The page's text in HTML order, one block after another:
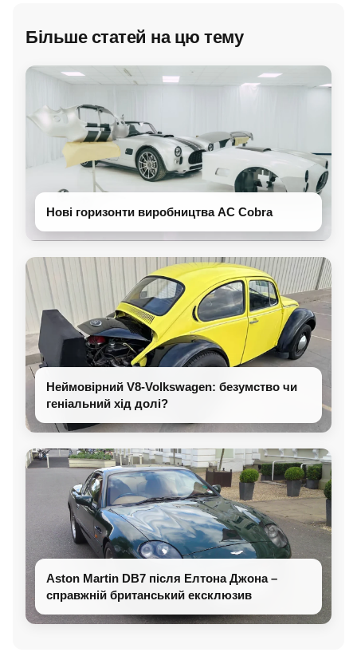
Більше статей на цю тему
Нові горизонти виробництва AC Cobra
Неймовірний V8-Volkswagen: безумство чи
геніальний хід долі?
Aston Martin DB7 після Елтона Джона –
справжній британський ексклюзив